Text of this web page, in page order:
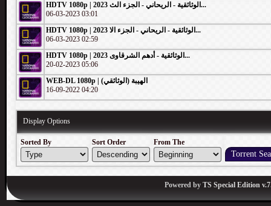
HDTV 1080p | 2023 الوثائقية - الريحاني - الجزء الث...
06-03-2023 03:01
HDTV 1080p | 2023 الوثائقية - الريحاني - الجزء الا...
06-03-2023 02:59
HDTV 1080p | 2023 الوثائقية - أدهم الشرقاوى...
20-02-2023 05:06
WEB-DL 1080p | الهيبة (الوثائقي)
16-09-2022 04:20
Display Options
Sorted By Sort Order From The
Powered by TS Special Edition